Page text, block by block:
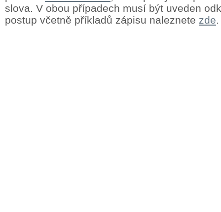
slova. V obou případech musí být uveden
postup včetně příkladů zápisu naleznete zde.